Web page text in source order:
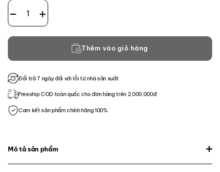
Ví CT Wallet chuyentactical số lượng
Thêm vào giỏ hàng
Đổi trả 7 ngày đối với lỗi từ nhà sản xuất
Freeship COD toàn quốc cho đơn hàng trên 2.000.000đ
Cam kết sản phẩm chính hãng 100%
Mô tả sản phẩm